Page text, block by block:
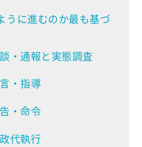
うに進むのか最も基づ
・通報と実態調査
・指導
・命令
代執行